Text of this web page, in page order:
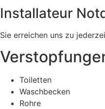
Installateur
Sie erreichen uns zu
Toiletten
Waschbecken
Rohre